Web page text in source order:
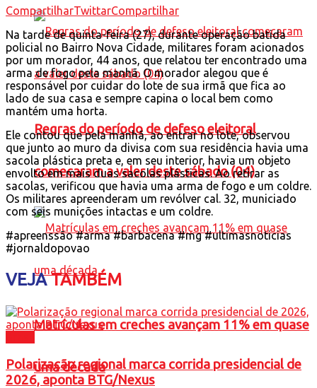
Regras do período de defeso eleitoral
comecaram a valer deste sábado (04)
Matrículas em creches avançam 11% em quase
uma década
CompartilharTwittarCompartilhar
Na tarde de quinta-feira (27), durante operação batida
policial no Bairro Nova Cidade, militares foram acionados
por um morador, 44 anos, que relatou ter encontrado uma
arma de fogo pela manhã. O morador alegou que é
responsável por cuidar do lote de sua irmã que fica ao
lado de sua casa e sempre capina o local bem como
mantém uma horta.
Ele contou que pela manhã, ao entrar no lote, observou
que junto ao muro da divisa com sua residência havia uma
sacola plástica preta e, em seu interior, havia um objeto
envolto em mais duas sacolas plásticas. Ao retirar as
sacolas, verificou que havia uma arma de fogo e um coldre.
Os militares apreenderam um revólver cal. 32, municiado
com seis munições intactas e um coldre.
#apreenssão #arma #barbacena #mg #ultimasnoticias
#jornaldopovao
VEJATAMBÉM
Polarização regional marca corrida presidencial de
2026, aponta BTG/Nexus